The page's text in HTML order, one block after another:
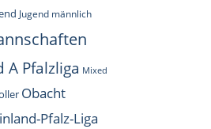
Jugend männlich
A Pfalzliga Mixed
Obacht
Pfalz-Liga